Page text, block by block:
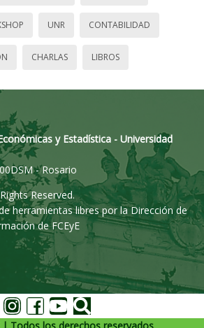
UNR CONTABILIDAD
CHARLAS LIBROS
y Estadística - Universidad
- Rosario
Reserved.
herramientas libres por la Dirección de
de FCEyE